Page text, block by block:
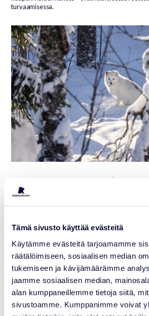
Tämä sivusto käyttää evästeitä
Käytämme evästeitä tarjoamamme
räätälöimiseen, sosiaalisen median
tukemiseen ja kävijämäärämme
jaamme sosiaalisen median,
alan kumppaneillemme tietoja siitä,
sivustoamme. Kumppanimme voivat
turvaamisessa.
Lisää
04.08.2026